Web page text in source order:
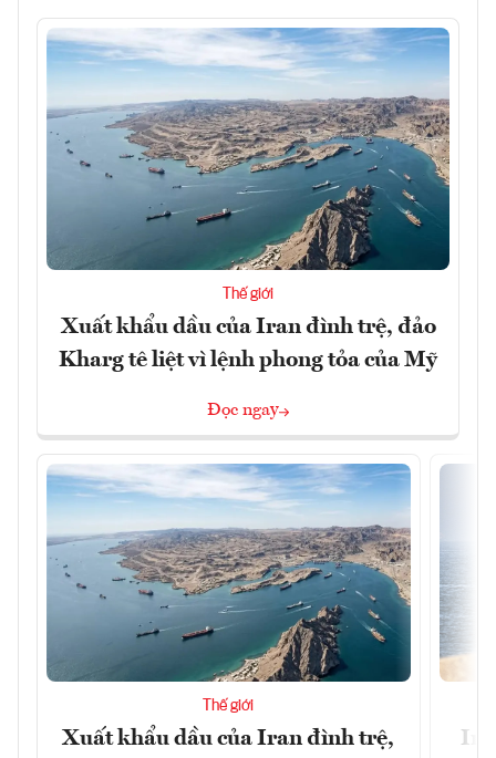
Thế giới
Xuất khẩu dầu của Iran đình trệ, đảo
Kharg tê liệt vì lệnh phong tỏa của Mỹ
Đọc ngay
Thế giới
Xuất khẩu dầu của Iran đình trệ,